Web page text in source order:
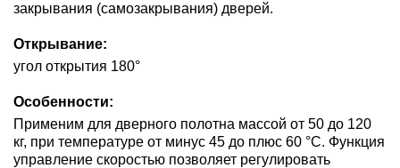
закрывания (самозакрывания) дверей.
Открывание:
угол открытия 180°
Особенности:
Применим для дверного полотна массой от 50 до 120
кг, при температуре от минус 45 до плюс 60 °С. Функция
управление скоростью позволяет регулировать